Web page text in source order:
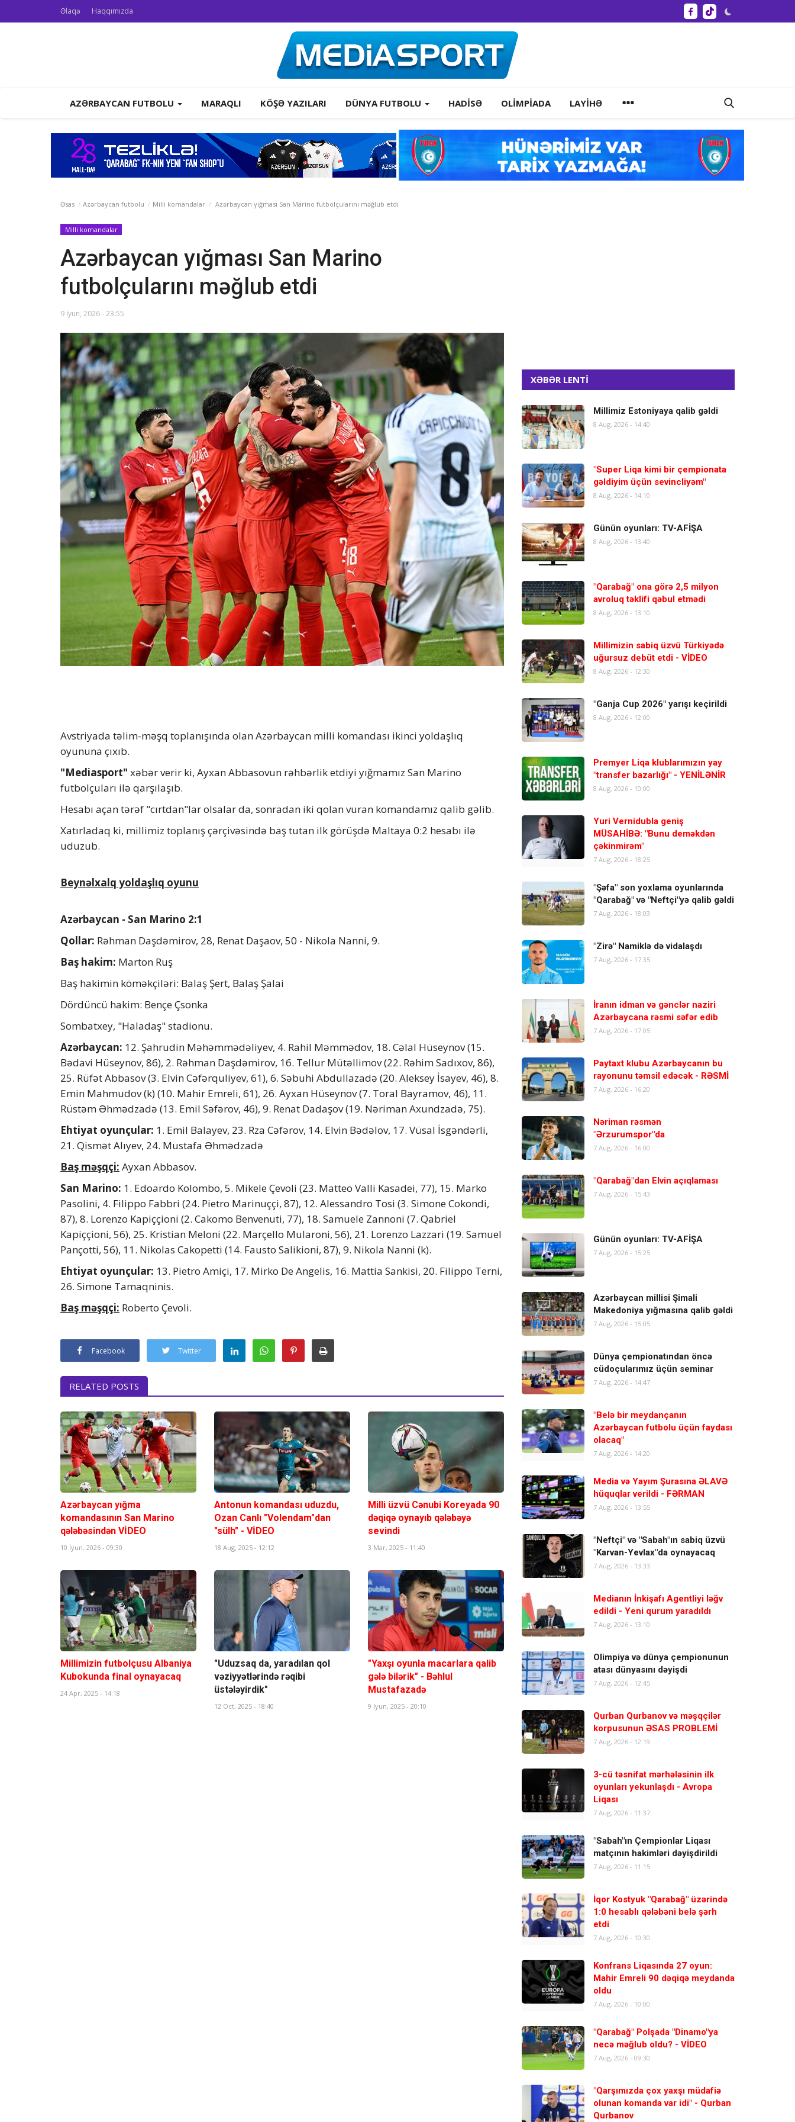
Əlaqə Haqqımızda
AZƏRBAYCAN FUTBOLU MARAQLI KÖŞƏ YAZILARI DÜNYA FUTBOLU HADISƏ OLIMPIADA LAYIHƏ
Əsas Azərbaycan futbolu Milli komandalar Azərbaycan yığması San Marino futbolçularını məğlub etdi
Milli komandalar
Azərbaycan yığması San Marino
futbolçularını məğlub etdi
9 İyun, 2026 - 23:55
Avstriyada təlim-məşq toplanışında olan Azərbaycan milli komandası ikinci yoldaşlıq
oyununa çıxıb.
"Mediasport" xəbər verir ki, Ayxan Abbasovun rəhbərlik etdiyi yığmamız San Marino
futbolçuları ilə qarşılaşıb.
Hesabı açan tərəf "cırtdan"lar olsalar da, sonradan iki qolan vuran komandamız qalib gəlib.
Xatırladaq ki, millimiz toplanış çərçivəsində baş tutan ilk görüşdə Maltaya 0:2 hesabı ilə
uduzub.
Beynəlxalq yoldaşlıq oyunu
Azərbaycan - San Marino 2:1
Qollar: Rəhman Daşdəmirov, 28, Renat Daşaov, 50 - Nikola Nanni, 9.
Baş hakim: Marton Ruş
Baş hakimin köməkçiləri: Balaş Şert, Balaş Şalai
Dördüncü hakim: Bençe Çsonka
Sombatxey, "Haladaş" stadionu.
Azərbaycan: 12. Şahrudin Məhəmmədəliyev, 4. Rahil Məmmədov, 18. Cəlal Hüseynov (15.
Bədavi Hüseynov, 86), 2. Rəhman Daşdəmirov, 16. Tellur Mütəllimov (22. Rəhim Sadıxov, 86),
25. Rüfət Abbasov (3. Elvin Cəfərquliyev, 61), 6. Səbuhi Abdullazadə (20. Aleksey İsayev, 46), 8.
Emin Mahmudov (k) (10. Mahir Emreli, 61), 26. Ayxan Hüseynov (7. Toral Bayramov, 46), 11.
Rüstəm Əhmədzadə (13. Emil Səfərov, 46), 9. Renat Dadaşov (19. Nəriman Axundzadə, 75).
Ehtiyat oyunçular: 1. Emil Balayev, 23. Rza Cəfərov, 14. Elvin Bədəlov, 17. Vüsal İsgəndərli,
21. Qismət Alıyev, 24. Mustafa Əhmədzadə
Baş məşqçi: Ayxan Abbasov.
San Marino: 1. Edoardo Kolombo, 5. Mikele Çevoli (23. Matteo Valli Kasadei, 77), 15. Marko
Pasolini, 4. Filippo Fabbri (24. Pietro Marinuççi, 87), 12. Alessandro Tosi (3. Simone Cokondi,
87), 8. Lorenzo Kapiççioni (2. Cakomo Benvenuti, 77), 18. Samuele Zannoni (7. Qabriel
Kapiççioni, 56), 25. Kristian Meloni (22. Marçello Mularoni, 56), 21. Lorenzo Lazzari (19. Samuel
Pançotti, 56), 11. Nikolas Cakopetti (14. Fausto Salikioni, 87), 9. Nikola Nanni (k).
Ehtiyat oyunçular: 13. Pietro Amiçi, 17. Mirko De Angelis, 16. Mattia Sankisi, 20. Filippo Terni,
26. Simone Tamaqninis.
Baş məşqçi: Roberto Çevoli.
Facebook Twitter
RELATED POSTS
Azərbaycan yığma
komandasının San Marino
qələbəsindən VİDEO
10 İyun, 2026 - 09:30
Antonun komandası uduzdu,
Ozan Canlı "Volendam"dan
"sülh" - VİDEO
18 Aug, 2025 - 12:12
Milli üzvü Cənubi Koreyada 90
dəqiqə oynayıb qələbəyə
sevindi
3 Mar, 2025 - 11:40
Millimizin futbolçusu Albaniya
Kubokunda final oynayacaq
24 Apr, 2025 - 14:18
"Uduzsaq da, yaradılan qol
vəziyyətlərində rəqibi
üstələyirdik"
12 Oct, 2025 - 18:40
"Yaxşı oyunla macarlara qalib
gələ bilərik" - Bəhlul
Mustafazadə
9 İyun, 2025 - 20:10
XƏBƏR LENTİ
Millimiz Estoniyaya qalib gəldi
8 Aug, 2026 - 14:40
"Super Liqa kimi bir çempionata
gəldiyim üçün sevincliyəm"
8 Aug, 2026 - 14:10
Günün oyunları: TV-AFİŞA
8 Aug, 2026 - 13:40
"Qarabağ" ona görə 2,5 milyon
avroluq təklifi qəbul etmədi
8 Aug, 2026 - 13:10
Millimizin sabiq üzvü Türkiyədə
uğursuz debüt etdi - VİDEO
8 Aug, 2026 - 12:30
"Ganja Cup 2026" yarışı keçirildi
8 Aug, 2026 - 12:00
Premyer Liqa klublarımızın yay
"transfer bazarlığı" - YENİLƏNİR
8 Aug, 2026 - 10:00
Yuri Vernidubla geniş
MÜSAHİBƏ: "Bunu deməkdən
çəkinmirəm"
7 Aug, 2026 - 18:25
"Şəfa" son yoxlama oyunlarında
"Qarabağ" və "Neftçi"yə qalib gəldi
7 Aug, 2026 - 18:03
"Zirə" Namiklə də vidalaşdı
7 Aug, 2026 - 17:35
İranın idman və gənclər naziri
Azərbaycana rəsmi səfər edib
7 Aug, 2026 - 17:05
Paytaxt klubu Azərbaycanın bu
rayonunu təmsil edəcək - RƏSMİ
7 Aug, 2026 - 16:20
Nəriman rəsmən
"Ərzurumspor"da
7 Aug, 2026 - 16:00
"Qarabağ"dan Elvin açıqlaması
7 Aug, 2026 - 15:43
Günün oyunları: TV-AFİŞA
7 Aug, 2026 - 15:25
Azərbaycan millisi Şimali
Makedoniya yığmasına qalib gəldi
7 Aug, 2026 - 15:05
Dünya çempionatından öncə
cüdoçularımız üçün seminar
7 Aug, 2026 - 14:47
"Belə bir meydançanın
Azərbaycan futbolu üçün faydası
olacaq"
7 Aug, 2026 - 14:20
Media və Yayım Şurasına ƏLAVƏ
hüquqlar verildi - FƏRMAN
7 Aug, 2026 - 13:55
"Neftçi" və "Sabah"ın sabiq üzvü
"Karvan-Yevlax"da oynayacaq
7 Aug, 2026 - 13:33
Medianın İnkişafı Agentliyi ləğv
edildi - Yeni qurum yaradıldı
7 Aug, 2026 - 13:10
Olimpiya və dünya çempionunun
atası dünyasını dəyişdi
7 Aug, 2026 - 12:45
Qurban Qurbanov və məşqçilər
korpusunun ƏSAS PROBLEMİ
7 Aug, 2026 - 12:19
3-cü təsnifat mərhələsinin ilk
oyunları yekunlaşdı - Avropa
Liqası
7 Aug, 2026 - 11:37
"Sabah"ın Çempionlar Liqası
matçının hakimləri dəyişdirildi
7 Aug, 2026 - 11:15
İqor Kostyuk "Qarabağ" üzərində
1:0 hesablı qələbəni belə şərh
etdi
7 Aug, 2026 - 10:30
Konfrans Liqasında 27 oyun:
Mahir Emreli 90 dəqiqə meydanda
oldu
7 Aug, 2026 - 10:00
"Qarabağ" Polşada "Dinamo"ya
necə məğlub oldu? - VİDEO
7 Aug, 2026 - 09:30
"Qarşımızda çox yaxşı müdafiə
olunan komanda var idi" - Qurban
Qurbanov